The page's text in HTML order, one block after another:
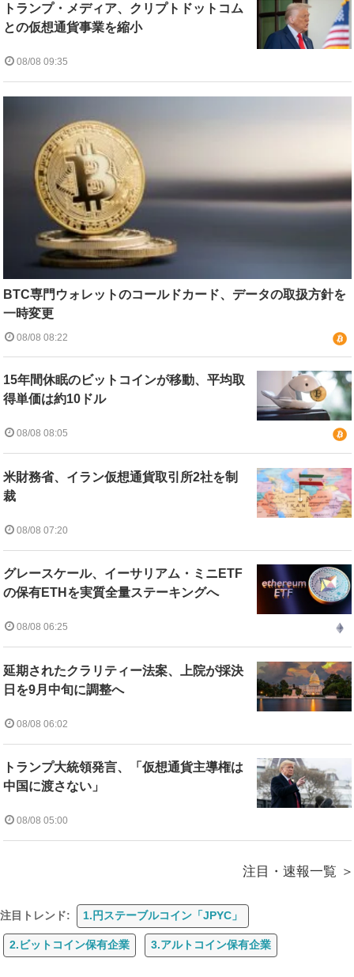
トランプ・メディア、クリプトドットコム
との仮想通貨事業を縮小
08/08 09:35
BTC専門ウォレットのコールドカード、データの取扱方針を
一時変更
08/08 08:22
15年間休眠のビットコインが移動、平均取
得単価は約10ドル
08/08 08:05
米財務省、イラン仮想通貨取引所2社を制
裁
08/08 07:20
グレースケール、イーサリアム・ミニETF
の保有ETHを実質全量ステーキングへ
08/08 06:25
延期されたクラリティー法案、上院が採決
日を9月中旬に調整へ
08/08 06:02
トランプ大統領発言、「仮想通貨主導権は
中国に渡さない」
08/08 05:00
注目・速報一覧
注目トレンド: 1.円ステーブルコイン「JPYC」
2.ビットコイン保有企業 3.アルトコイン保有企業